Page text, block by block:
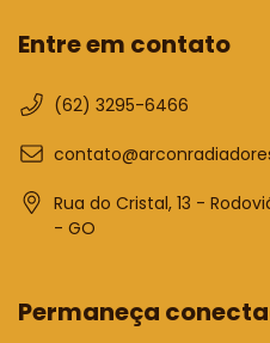
Entre em contato
(62) 3295-6466
Rua do Cristal, 13 -
- GO
Permaneça